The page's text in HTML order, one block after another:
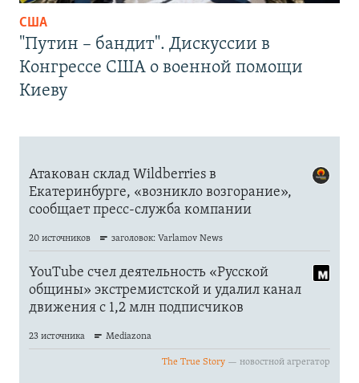
США
"Путин – бандит". Дискуссии в
Конгрессе США о военной помощи
Киеву